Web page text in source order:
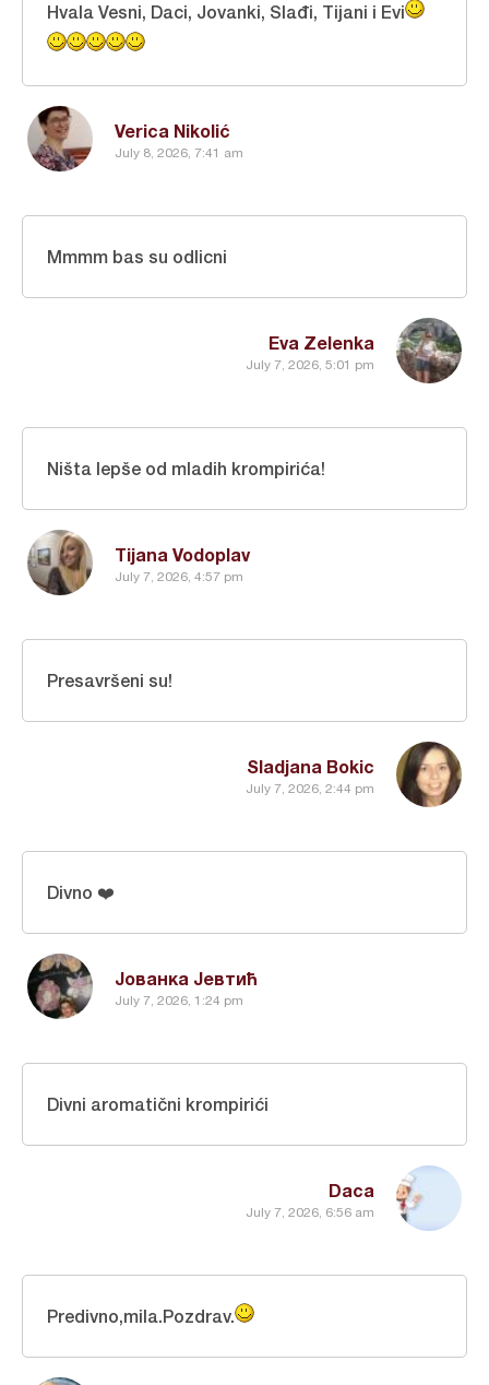
Verica Nikolić
July 8, 2026, 7:41 am
Hvala Vesni, Daci, Jovanki, Slađi, Tijani i Evi
Eva Zelenka
July 7, 2026, 5:01 pm
Mmmm bas su odlicni
Tijana Vodoplav
July 7, 2026, 4:57 pm
Ništa lepše od mladih krompirića!
Sladjana Bokic
July 7, 2026, 2:44 pm
Presavršeni su!
Јованка Јевтић
July 7, 2026, 1:24 pm
Divno ❤️
Daca
July 7, 2026, 6:56 am
Divni aromatični krompirići
Predivno,mila.Pozdrav.